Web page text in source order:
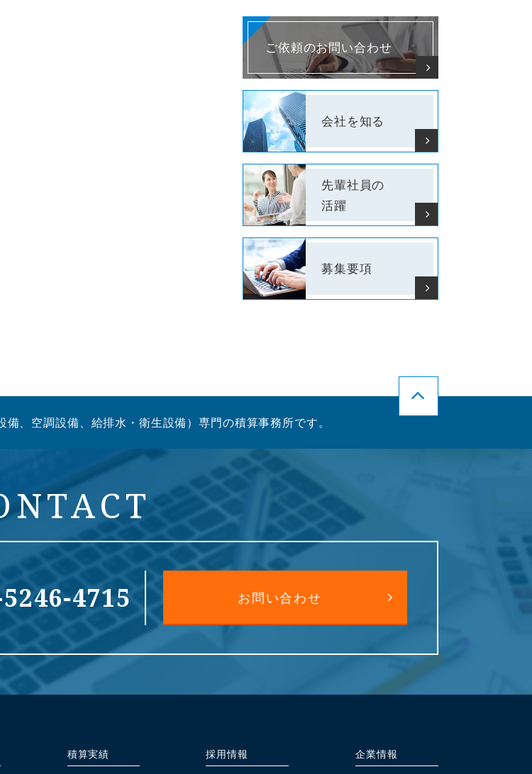
ご依頼のお問い合わせ
会社を知る
先輩社員の
活躍
募集要項
、空調設備、給排水・衛生設備）専門の積算事務所です。
4715 お問い合わせ
積算実績 採⽤情報 企業情報